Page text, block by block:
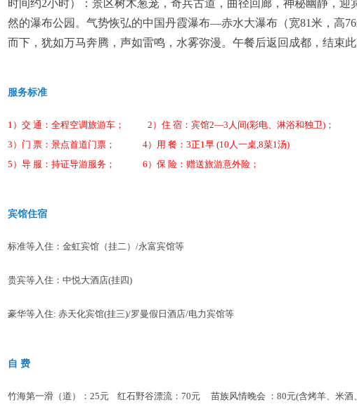
时间约2小时）：景区树木葱茏，奇兵古道，曲径回廊，神秘幽静，迎
然的瀑布公园。气势恢弘的中国丹霞瀑布—赤水大瀑布（宽81米，高
而下，犹如万马奔腾，声如雷鸣，水雾弥漫。午餐后返回成都，结束此
服务标准
1）交 通：全程空调旅游车； 2）住 宿：宾馆2—3人间(彩电、淋浴和独卫)；
3）门 票：景点首道门票； 4）用 餐：3正1早 (10人一桌,8菜1汤)
5）导 服：持证导游服务； 6）保 险：赠送旅游意外险；
宾馆住宿
标准等入住：金虹宾馆（挂二）/永富宾馆等
贵宾等入住：中悦大酒店(挂四)
豪华等入住: 赤天化宾馆(挂三)/罗曼假日酒店/电力宾馆等
自 费
竹海第一滑（道）：25元 红石野谷漂流：70元 苗族风情晚会 ：80元(含烤羊、米酒